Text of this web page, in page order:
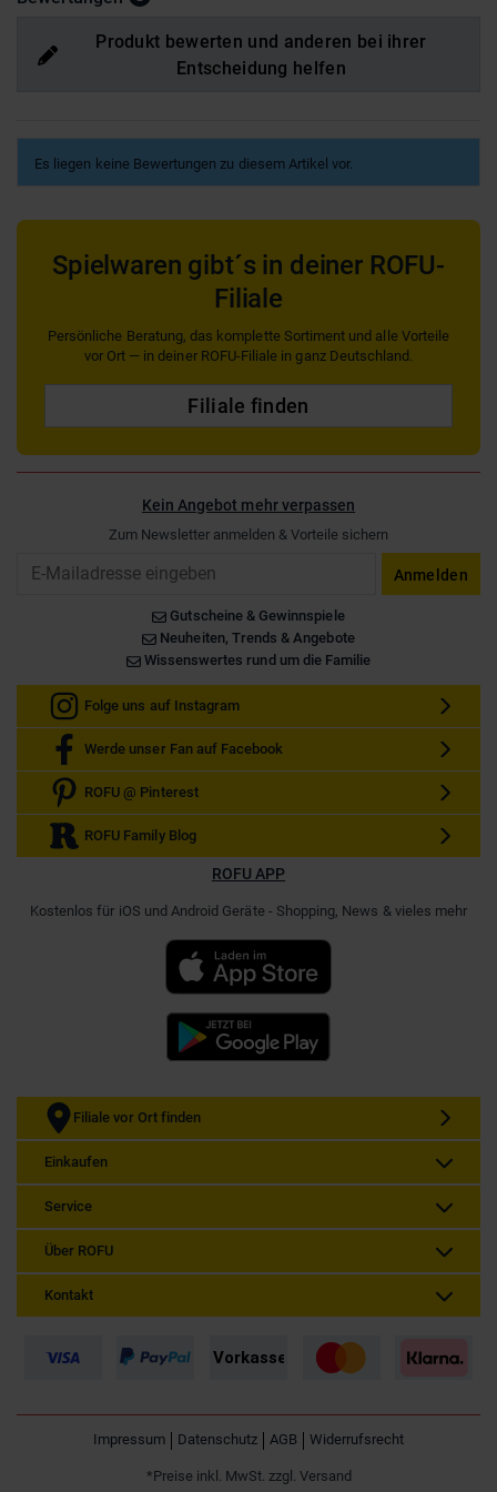
Produkt bewerten und anderen bei ihrer
Entscheidung helfen
Es liegen keine Bewertungen zu diesem Artikel vor.
Spielwaren gibt´s in deiner ROFU-
Filiale
Persönliche Beratung, das komplette Sortiment und alle Vorteile
vor Ort — in deiner ROFU-Filiale in ganz Deutschland.
Filiale finden
Kein Angebot mehr verpassen
Zum Newsletter anmelden & Vorteile sichern
Anmelden
Gutscheine & Gewinnspiele
Neuheiten, Trends & Angebote
Wissenswertes rund um die Familie
Folge uns auf Instagram
Werde unser Fan auf Facebook
ROFU @ Pinterest
ROFU Family Blog
ROFU APP
Kostenlos für iOS und Android Geräte - Shopping, News & vieles mehr
Filiale vor Ort finden
Einkaufen
Service
Über ROFU
Kontakt
Impressum Datenschutz AGB Widerrufsrecht
*Preise inkl. MwSt. zzgl. Versand